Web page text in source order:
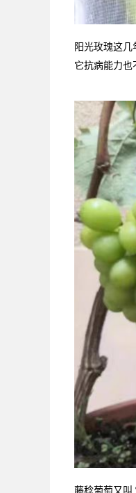
阳光玫瑰这几
它抗病能力也
藤稔葡萄又叫